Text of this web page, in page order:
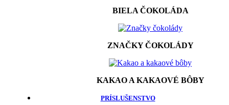
BIELA ČOKOLÁDA
ZNAČKY ČOKOLÁDY
KAKAO A KAKAOVÉ BÔBY
PRÍSLUŠENSTVO